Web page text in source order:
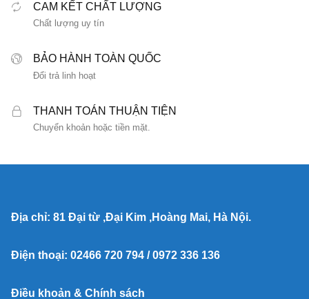
CAM KẾT CHẤT LƯỢNG
Chất lượng uy tín
BẢO HÀNH TOÀN QUỐC
Đổi trả linh hoạt
THANH TOÁN THUẬN TIỆN
Chuyển khoản hoặc tiền mặt.
Địa chỉ: 81 Đại từ ,Đại Kim ,Hoàng Mai, Hà Nội.
Điện thoại: 02466 720 794 / 0972 336 136
Điều khoản & Chính sách